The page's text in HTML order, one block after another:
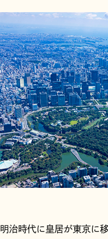
明治時代に皇居が東京に